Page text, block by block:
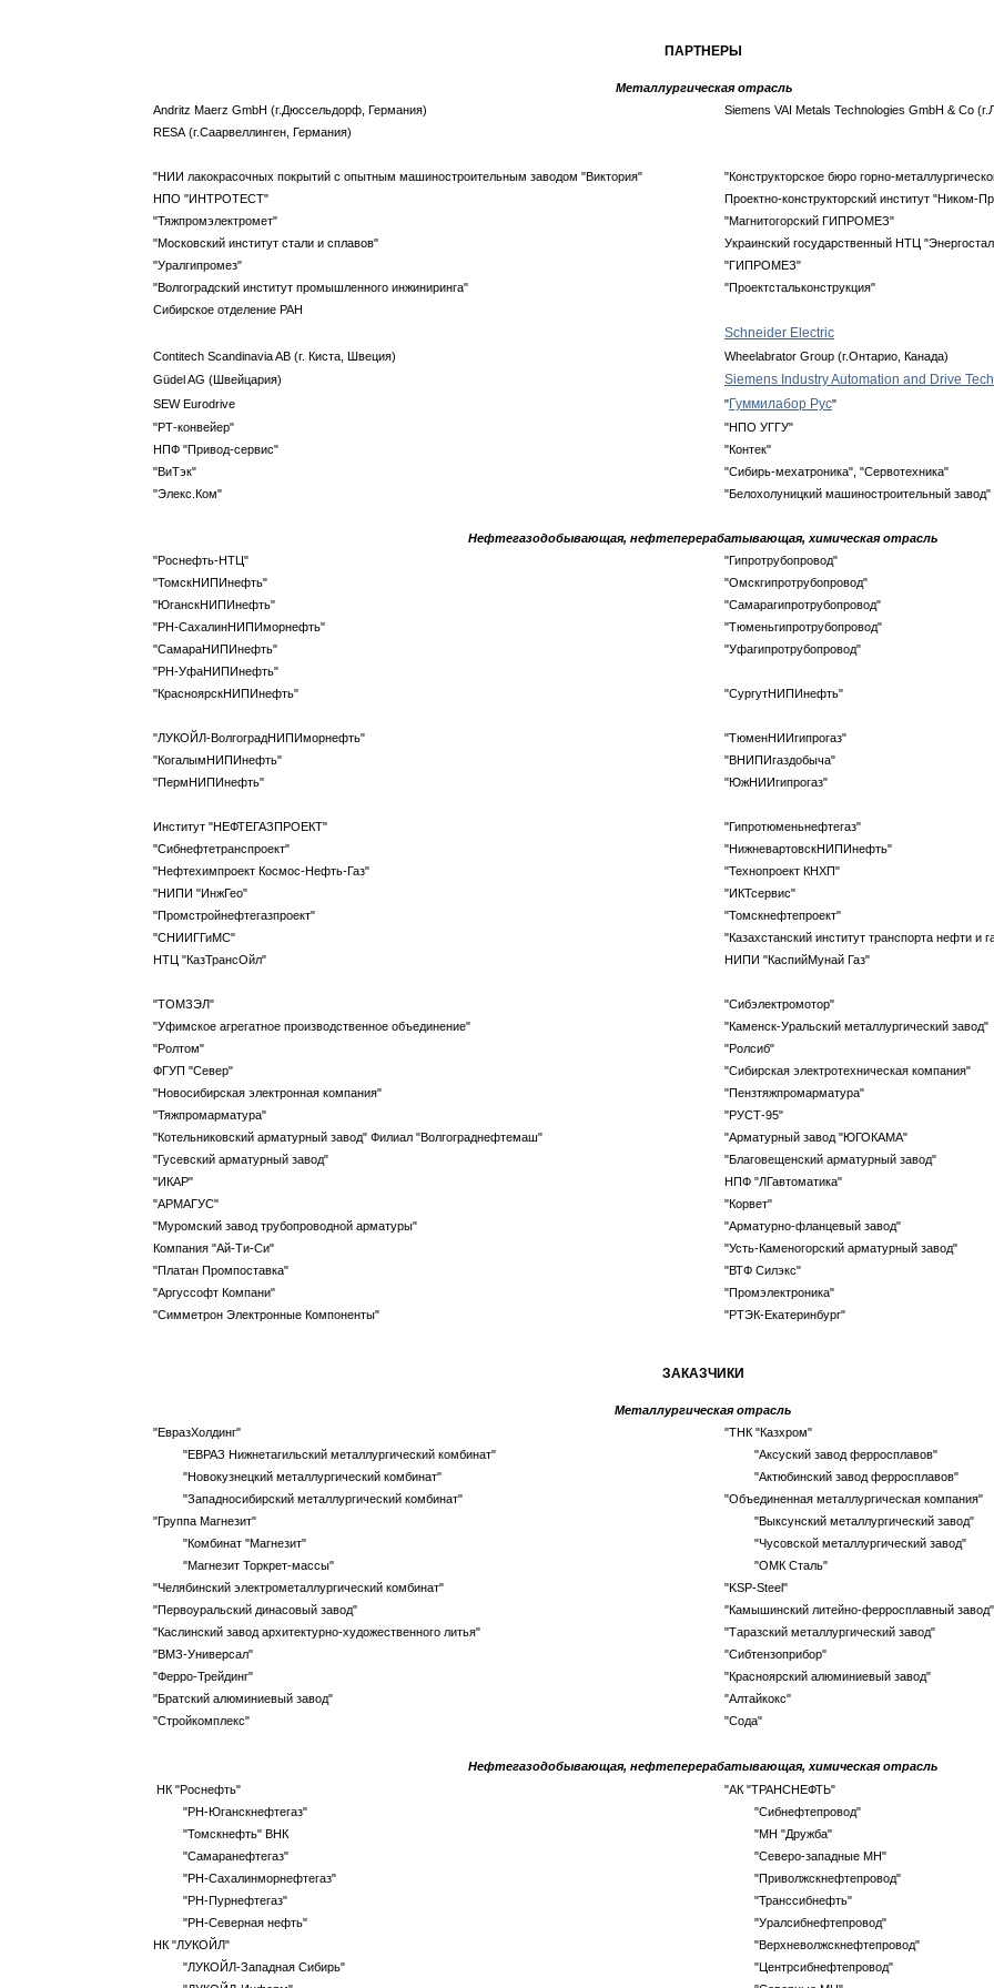
ПАРТНЕРЫ
Металлургическая отрасль
Andritz Maerz GmbH (г.Дюссельдорф, Германия)
Siemens VAI Metals Technologies GmbH & Co
RESA (г.Саарвеллинген, Германия)
"НИИ лакокрасочных покрытий с опытным машиностроительным заводом "Виктория"
"Конструкторское бюро горно-
НПО "ИНТРОТЕСТ"
Проектно-конструкторский институт "Ником-
"Тяжпромэлектромет"
"Магнитогорский ГИПРОМЕЗ"
"Московский институт стали и сплавов"
Украинский государственный НТЦ
"Уралгипромез"
"ГИПРОМЕЗ"
"Волгоградский институт промышленного инжиниринга"
"Проектстальконструкция"
Сибирское отделение РАН
Schneider Electric
Contitech Scandinavia AB (г. Киста, Швеция)
Wheelabrator Group (г.Онтарио, Канада)
Güdel AG (Швейцария)
Siemens Industry Automation and Drive
SEW Eurodrive "Гуммилабор Рус"
"РТ-конвейер"
"НПО УГГУ"
НПФ "Привод-сервис"
"Контек"
"ВиТэк"
"Сибирь-мехатроника", "Сервотехника"
"Элекс.Ком"
"Белохолуницкий машиностроительный завод"
Нефтегазодобывающая, нефтеперерабатывающая, химическая отрасль
"Роснефть-НТЦ"
"Гипротрубопровод"
"ТомскНИПИнефть"
"Омскгипротрубопровод"
"ЮганскНИПИнефть"
"Самарагипротрубопровод"
"РН-СахалинНИПИморнефть"
"Тюменьгипротрубопровод"
"СамараНИПИнефть"
"Уфагипротрубопровод"
"РН-УфаНИПИнефть"
"КрасноярскНИПИнефть"
"СургутНИПИнефть"
"ЛУКОЙЛ-ВолгоградНИПИморнефть"
"ТюменНИИгипрогаз"
"КогалымНИПИнефть"
"ВНИПИгаздобыча"
"ПермНИПИнефть"
"ЮжНИИгипрогаз"
Институт "НЕФТЕГАЗПРОЕКТ"
"Гипротюменьнефтегаз"
"Сибнефтетранспроект"
"НижневартовскНИПИнефть"
"Нефтехимпроект Космос-Нефть-Газ"
"Технопроект КНХП"
"НИПИ "ИнжГео"
"ИКТсервис"
"Промстройнефтегазпроект"
"Томскнефтепроект"
"СНИИГГиМС"
"Казахстанский институт транспорта нефти и
НТЦ "КазТрансОйл"
НИПИ "КаспийМунай Газ"
"ТОМЗЭЛ"
"Сибэлектромотор"
"Уфимское агрегатное производственное объединение"
"Каменск-Уральский металлургический завод"
"Ролтом"
"Ролсиб"
ФГУП "Север"
"Сибирская электротехническая компания"
"Новосибирская электронная компания"
"Пензтяжпромарматура"
"Тяжпромарматура"
"РУСТ-95"
"Котельниковский арматурный завод" Филиал "Волгограднефтемаш"
"Арматурный завод "ЮГОКАМА"
"Гусевский арматурный завод"
"Благовещенский арматурный завод"
"ИКАР"
НПФ "ЛГавтоматика"
"АРМАГУС"
"Корвет"
"Муромский завод трубопроводной арматуры"
"Арматурно-фланцевый завод"
Компания "Ай-Ти-Си"
"Усть-Каменогорский арматурный завод"
"Платан Промпоставка"
"ВТФ Силэкс"
"Аргуссофт Компани"
"Промэлектроника"
"Симметрон Электронные Компоненты"
"РТЭК-Екатеринбург"
ЗАКАЗЧИКИ
Металлургическая отрасль
"ЕвразХолдинг"
"ТНК "Казхром"
"ЕВРАЗ Нижнетагильский металлургический комбинат"
"Аксуский завод ферросплавов"
"Новокузнецкий металлургический комбинат"
"Актюбинский завод ферросплавов"
"Западносибирский металлургический комбинат"
"Объединенная металлургическая компания"
"Группа Магнезит"
"Выксунский металлургический завод"
"Комбинат "Магнезит"
"Чусовской металлургический завод"
"Магнезит Торкрет-массы"
"ОМК Сталь"
"Челябинский электрометаллургический комбинат"
"KSP-Steel"
"Первоуральский динасовый завод"
"Камышинский литейно-ферросплавный завод"
"Каслинский завод архитектурно-художественного литья"
"Таразский металлургический завод"
"ВМЗ-Универсал"
"Сибтензоприбор"
"Ферро-Трейдинг"
"Красноярский алюминиевый завод"
"Братский алюминиевый завод"
"Алтайкокс"
"Стройкомплекс"
"Сода"
Нефтегазодобывающая, нефтеперерабатывающая, химическая отрасль
НК "Роснефть"
"АК "ТРАНСНЕФТЬ"
"РН-Юганскнефтегаз"
"Сибнефтепровод"
"Томскнефть" ВНК
"МН "Дружба"
"Самаранефтегаз"
"Северо-западные МН"
"РН-Сахалинморнефтегаз"
"Приволжскнефтепровод"
"РН-Пурнефтегаз"
"Транссибнефть"
"РН-Северная нефть"
"Уралсибнефтепровод"
НК "ЛУКОЙЛ"
"Верхневолжскнефтепровод"
"ЛУКОЙЛ-Западная Сибирь"
"Центрсибнефтепровод"